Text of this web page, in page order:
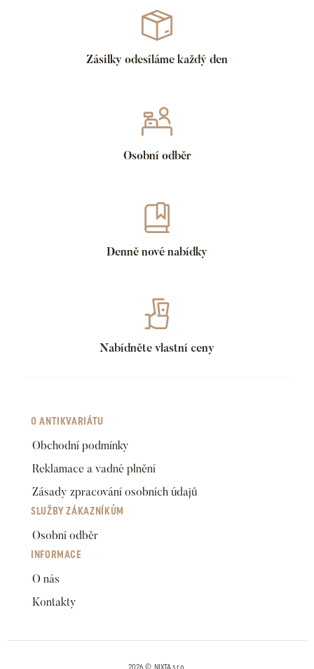
Zásilky odesíláme každý den
Osobní odběr
Denně nové nabídky
Nabídněte vlastní ceny
O ANTIKVARIÁTU
Obchodní podmínky
Reklamace a vadné plnění
Zásady zpracování osobních údajů
SLUŽBY ZÁKAZNÍKŮM
Osobní odběr
INFORMACE
O nás
Kontakty
2026 © NIXTA s.r.o.